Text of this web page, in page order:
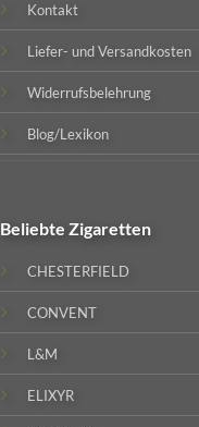
Kontakt
Liefer- und Versandkosten
Widerrufsbelehrung
Blog/Lexikon
Beliebte Zigaretten
CHESTERFIELD
CONVENT
L&M
ELIXYR